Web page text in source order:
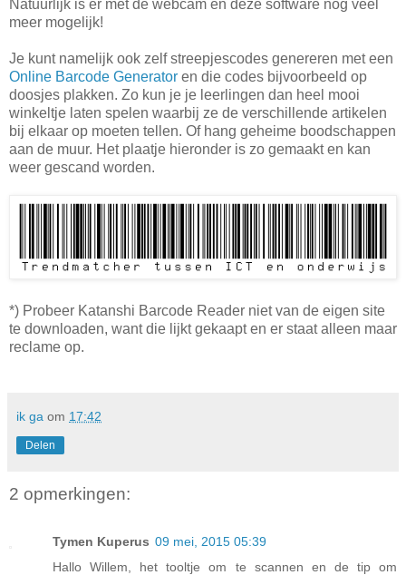
Natuurlijk is er met de webcam en deze software nog veel
meer mogelijk!
Je kunt namelijk ook zelf streepjescodes genereren met een
Online Barcode Generator en die codes bijvoorbeeld op
doosjes plakken. Zo kun je je leerlingen dan heel mooi
winkeltje laten spelen waarbij ze de verschillende artikelen
bij elkaar op moeten tellen. Of hang geheime boodschappen
aan de muur. Het plaatje hieronder is zo gemaakt en kan
weer gescand worden.
*) Probeer Katanshi Barcode Reader niet van de eigen site
te downloaden, want die lijkt gekaapt en er staat alleen maar
reclame op.
ik ga om 17:42
Delen
2 opmerkingen:
Tymen Kuperus 09 mei, 2015 05:39
Hallo Willem, het tooltje om te scannen en de tip om